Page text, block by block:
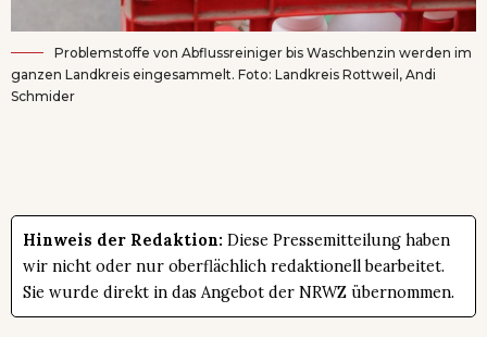
Problemstoffe von Abflussreiniger bis Waschbenzin werden im
ganzen Landkreis eingesammelt. Foto: Landkreis Rottweil, Andi
Schmider
Hinweis der Redaktion: Diese Pressemitteilung haben
wir nicht oder nur oberflächlich redaktionell bearbeitet.
Sie wurde direkt in das Angebot der NRWZ übernommen.